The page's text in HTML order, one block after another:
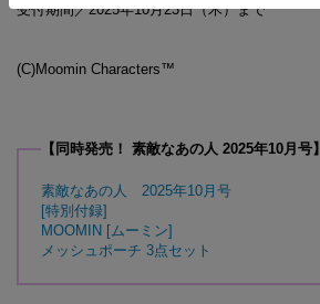
受付期間／2025年10月23日（木）まで
(C)Moomin Characters™
【同時発売！ 素敵なあの人 2025年10月号】
素敵なあの人 2025年10月号
[特別付録]
MOOMIN [ムーミン]
メッシュポーチ 3点セット